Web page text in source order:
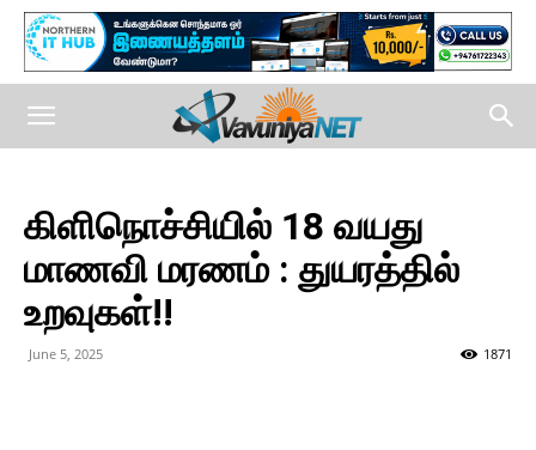
கிளிநொச்சியில் 18 வயது
மாணவி மரணம் : துயரத்தில்
உறவுகள்!!
June 5, 2025 1871